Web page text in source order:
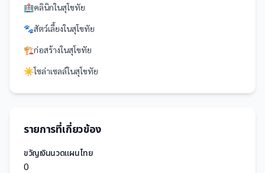
🏥คลินิกในสุโขทัย
🐾สัตว์เลี้ยงในสุโขทัย
🏗️ก่อสร้างในสุโขทัย
☀️โซล่าเซลล์ในสุโขทัย
รายการที่เกี่ยวข้อง
ขวัญเงินนวดแผนไทย
0